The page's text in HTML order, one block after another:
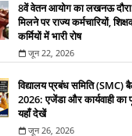
8वें वेतन आयोग का लखनऊ दौरा:
मिलने पर राज्य कर्मचारियों,
कर्मियों में भारी रोष
जून 22, 2026
विद्यालय प्रबंध समिति (SMC)
2026: एजेंडा और कार्यवाही का
यहाँ देखें
जून 26, 2026